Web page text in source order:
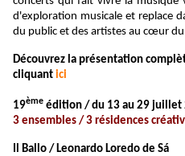
d'exploration musicale et replace
du public et des artistes au cœur
Découvrez la présentation
cliquant ici
19ème édition / du 13 au 29 juillet
3 ensembles / 3 résidences
Il Ballo / Leonardo Loredo de Sá